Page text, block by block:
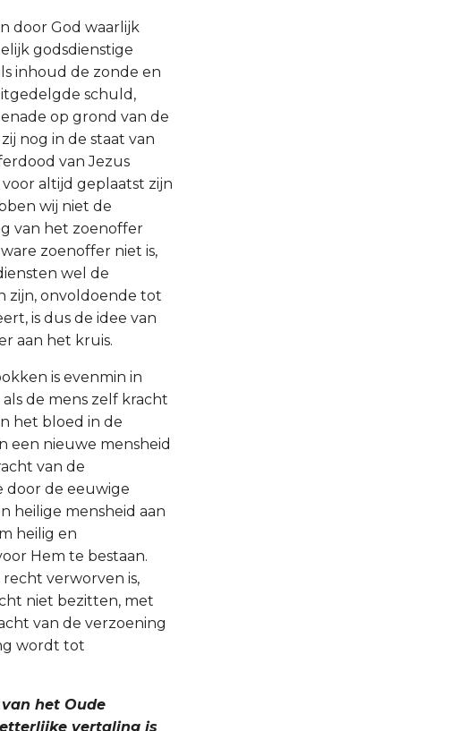
door God waarlijk
godsdienstige
inhoud de zonde en
schuld,
op grond van de
nog in de staat van
van Jezus
altijd geplaatst zijn
wij niet de
van het zoenoffer
zoenoffer niet is,
wel de
zijn, onvoldoende tot
is dus de idee van
aan het kruis.
is evenmin in
de mens zelf kracht
het bloed in de
een nieuwe mensheid
van de
door de eeuwige
heilige mensheid aan
heilig en
Hem te bestaan.
verworven is,
niet bezitten, met
van de verzoening
wordt tot
het Oude
vertaling is